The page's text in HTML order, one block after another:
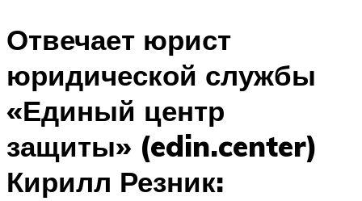
Отвечает юрист
юридической службы
«Единый центр
защиты» (edin.center)
Кирилл Резник: